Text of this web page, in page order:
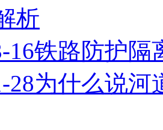
析
16铁路防护隔
28为什么说河